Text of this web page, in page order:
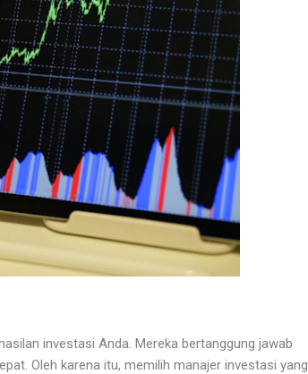
investasi Anda. Mereka bertanggung jawab
Oleh karena itu, memilih manajer investasi yang